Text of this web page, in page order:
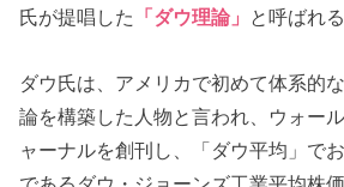
氏が提唱した
「ダウ理論」 と呼ばれ
ダウ氏は、アメリカで初めて体系的
論を構築した人物と言われ、ウォー
ャーナルを創刊し、「ダウ平均」で